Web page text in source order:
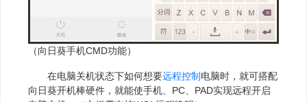
（向日葵手机CMD功能）
在电脑关机状态下如何想要远程控制 电脑时，就可搭配
向日葵开机棒硬件，就能使手机、PC、PAD实现远程开启